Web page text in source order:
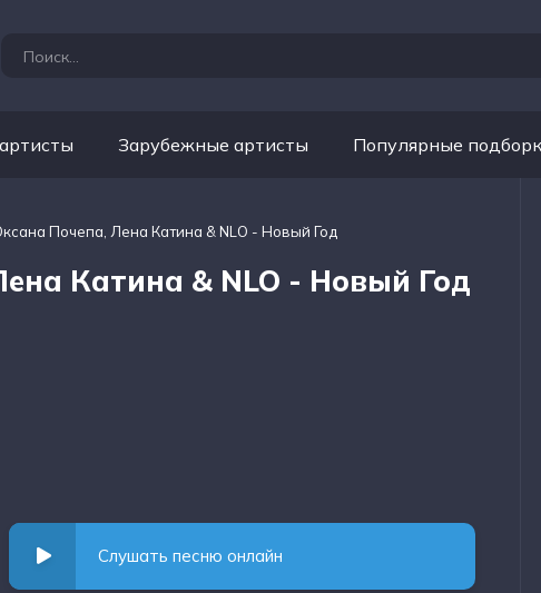
Зарубежные артисты Популярные
Почепа, Лена Катина & NLO - Новый Год
Катина & NLO - Новый Год
Слушать песню онлайн